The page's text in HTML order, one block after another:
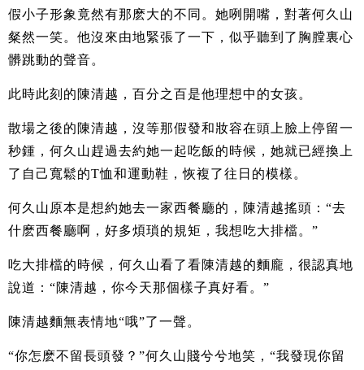
假小子形象竟然有那麽大的不同。她咧開嘴，對著何久山
粲然一笑。他沒來由地緊張了一下，似乎聽到了胸膛裏心
髒跳動的聲音。
此時此刻的陳清越，百分之百是他理想中的女孩。
散場之後的陳清越，沒等那假發和妝容在頭上臉上停留一
秒鍾，何久山趕過去約她一起吃飯的時候，她就已經換上
了自己寬鬆的T恤和運動鞋，恢複了往日的模樣。
何久山原本是想約她去一家西餐廳的，陳清越搖頭：“去
什麽西餐廳啊，好多煩瑣的規矩，我想吃大排檔。”
吃大排檔的時候，何久山看了看陳清越的麵龐，很認真地
說道：“陳清越，你今天那個樣子真好看。”
陳清越麵無表情地“哦”了一聲。
“你怎麽不留長頭發？”何久山賤兮兮地笑，“我發現你留